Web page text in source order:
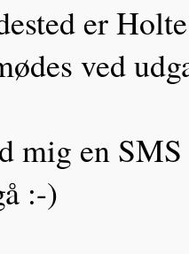
er
ved
mig en
:-)